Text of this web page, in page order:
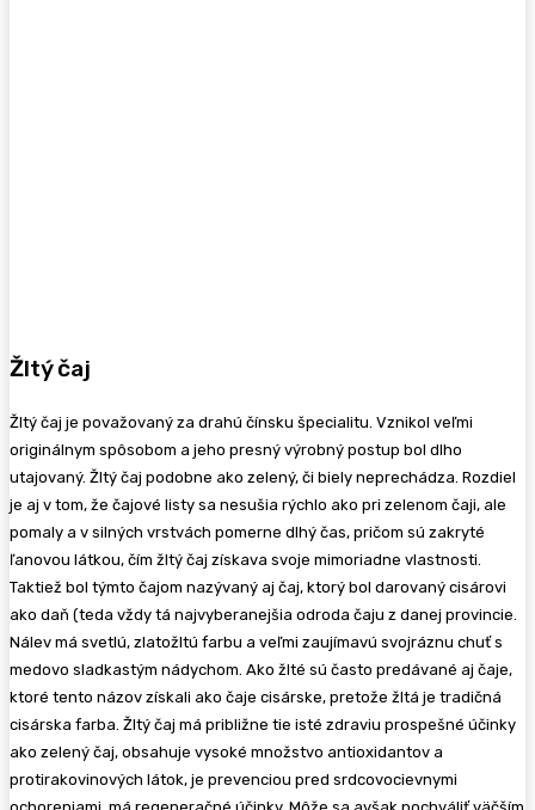
Žltý čaj
Žltý čaj je považovaný za drahú čínsku špecialitu. Vznikol veľmi
originálnym spôsobom a jeho presný výrobný postup bol dlho
utajovaný. Žltý čaj podobne ako zelený, či biely neprechádza. Rozdiel
je aj v tom, že čajové listy sa nesušia rýchlo ako pri zelenom čaji, ale
pomaly a v silných vrstvách pomerne dlhý čas, pričom sú zakryté
ľanovou látkou, čím žltý čaj získava svoje mimoriadne vlastnosti.
Taktiež bol týmto čajom nazývaný aj čaj, ktorý bol darovaný cisárovi
ako daň (teda vždy tá najvyberanejšia odroda čaju z danej provincie.
Nálev má svetlú, zlatožltú farbu a veľmi zaujímavú svojráznu chuť s
medovo sladkastým nádychom. Ako žlté sú často predávané aj čaje,
ktoré tento názov získali ako čaje cisárske, pretože žltá je tradičná
cisárska farba. Žltý čaj má približne tie isté zdraviu prospešné účinky
ako zelený čaj, obsahuje vysoké množstvo antioxidantov a
protirakovinových látok, je prevenciou pred srdcovocievnymi